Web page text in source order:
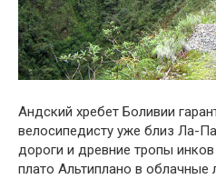
Андский хребет Боливии
велосипедисту уже близ Ла-
дороги и древние тропы
плато Альтиплано в облачные